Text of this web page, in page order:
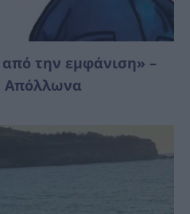
την εμφάνιση» –
Απόλλωνα